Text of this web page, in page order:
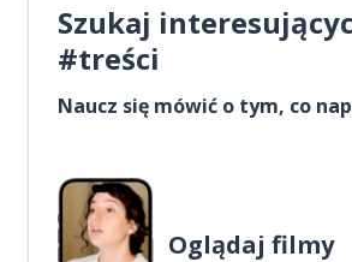
Szukaj
#treści
Naucz się mówić o tym, co
Oglądaj filmy